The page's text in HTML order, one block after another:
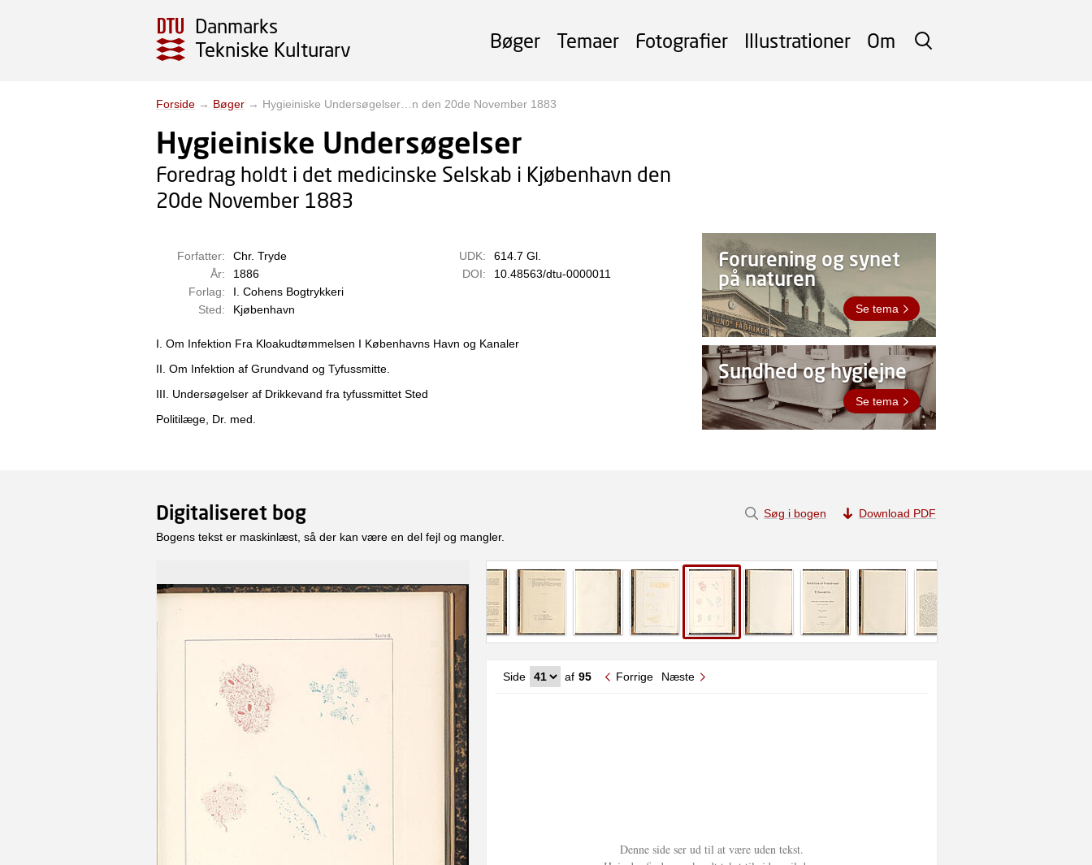
Danmarks
Tekniske Kulturarv
SØG
Bøger Temaer Fotografier Illustrationer Om
Forside → Bøger → Hygieiniske Undersøgelser…n den 20de November 1883
Hygieiniske Undersøgelser
Foredrag holdt i det medicinske Selskab i Kjøbenhavn den
20de November 1883
Forfatter:
Chr. Tryde
År:
1886
Forlag:
I. Cohens Bogtrykkeri
Sted:
Kjøbenhavn
UDK:
614.7 Gl.
DOI:
10.48563/dtu-0000011
I. Om Infektion Fra Kloakudtømmelsen I Københavns Havn og Kanaler
II. Om Infektion af Grundvand og Tyfussmitte.
III. Undersøgelser af Drikkevand fra tyfussmittet Sted
Politilæge, Dr. med.
Forurening og synet
på naturen
Se tema
Sundhed og hygiejne
Se tema
Digitaliseret bog
Bogens tekst er maskinlæst, så der kan være en del fejl og mangler.
Side af 95 Forrige Næste
Søg i bogen Download PDF